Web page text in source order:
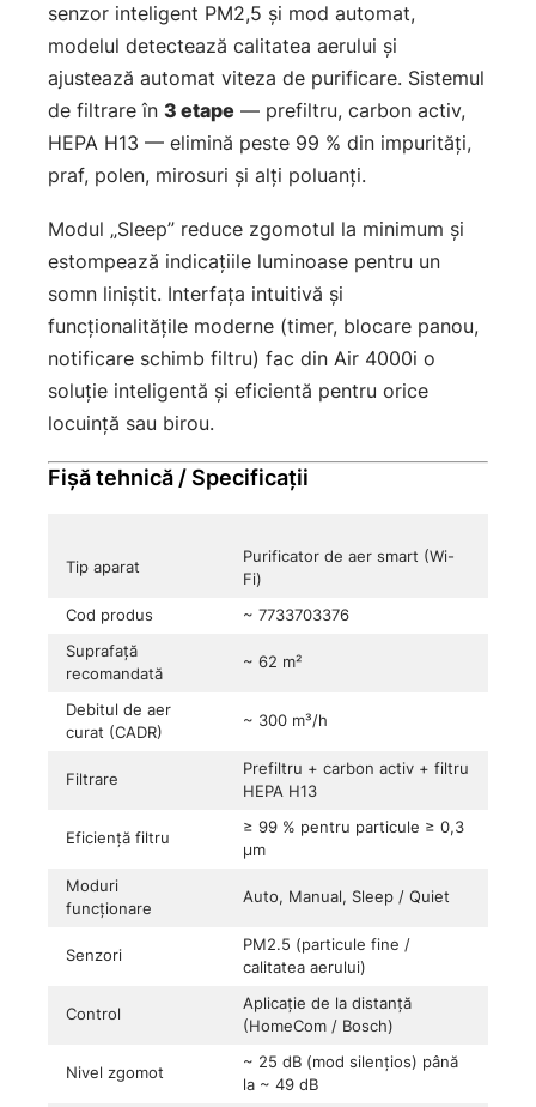
senzor inteligent PM2,5 și mod automat,
modelul detectează calitatea aerului și
ajustează automat viteza de purificare. Sistemul
de filtrare în 3 etape — prefiltru, carbon activ,
HEPA H13 — elimină peste 99 % din impurități,
praf, polen, mirosuri și alți poluanți.
Modul „Sleep” reduce zgomotul la minimum și
estompează indicațiile luminoase pentru un
somn liniștit. Interfața intuitivă și
funcționalitățile moderne (timer, blocare panou,
notificare schimb filtru) fac din Air 4000i o
soluție inteligentă și eficientă pentru orice
locuință sau birou.
Fișă tehnică / Specificații
Tip aparat
Purificator de aer smart (Wi-
Fi)
Cod produs
~ 7733703376
Suprafață
recomandată
~ 62 m²
Debitul de aer
curat (CADR)
~ 300 m³/h
Filtrare
Prefiltru + carbon activ + filtru
HEPA H13
Eficiență filtru
≥ 99 % pentru particule ≥ 0,3
µm
Moduri
funcționare
Auto, Manual, Sleep / Quiet
Senzori
PM2.5 (particule fine /
calitatea aerului)
Control
Aplicație de la distanță
(HomeCom / Bosch)
Nivel zgomot
~ 25 dB (mod silențios) până
la ~ 49 dB